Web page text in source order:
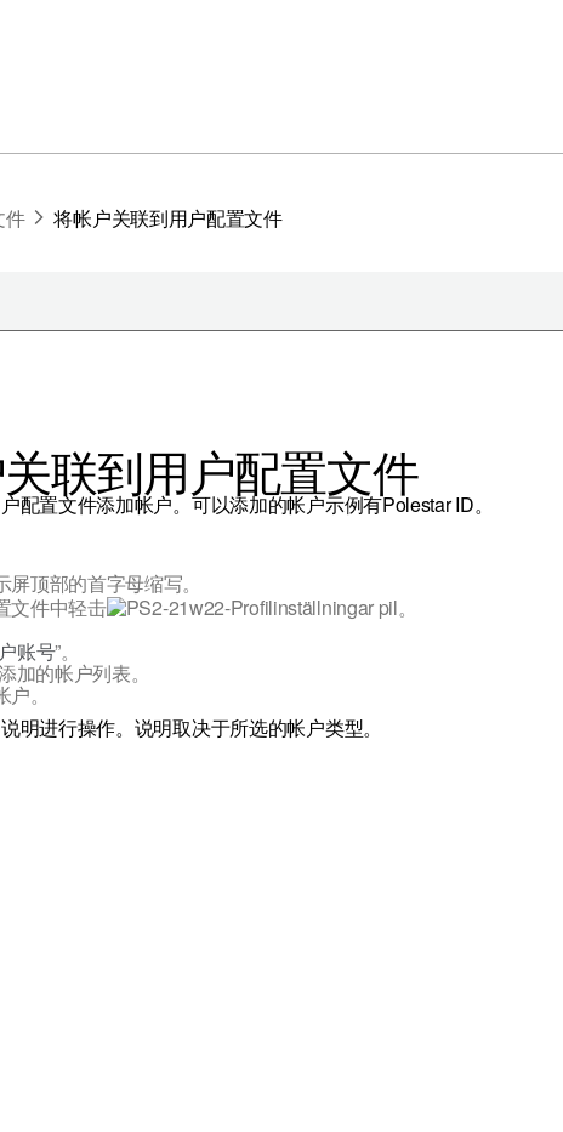
报
中打开）
件 将帐户关联到用户配置文件
联到用户配置文件
配置文件添加帐户。可以添加的帐户示例有Polestar ID。
顶部的首字母缩写。
文件中轻击
。
账号”。
加的帐户列表。
。
明进行操作。说明取决于所选的帐户类型。